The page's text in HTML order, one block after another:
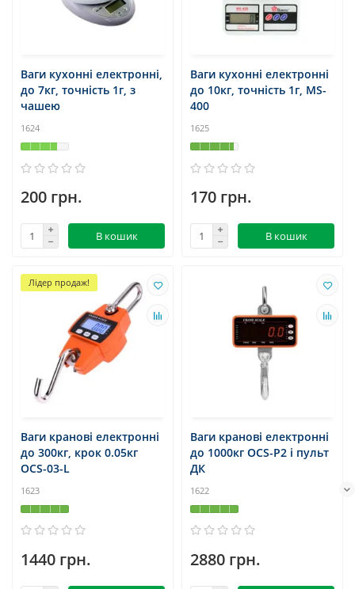
Ваги кухонні електронні,
до 7кг, точність 1г, з
чашею
1624
200 грн.
В кошик
Ваги кухонні електронні
до 10кг, точність 1г, MS-
400
1625
170 грн.
В кошик
Лідер продаж!
Ваги кранові електронні
до 300кг, крок 0.05кг
OCS-03-L
1623
1440 грн.
Ваги кранові електронні
до 1000кг OCS-P2 і пульт
ДК
1622
2880 грн.